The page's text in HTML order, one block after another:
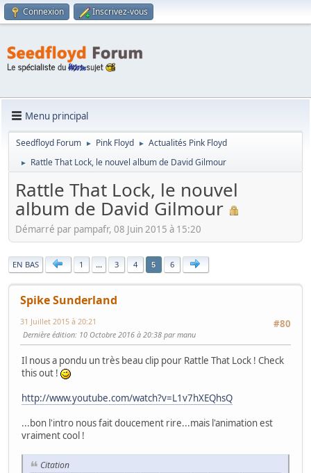
Connexion Inscrivez-vous
Menu principal
Seedfloyd Forum ► Pink Floyd ► Actualités Pink Floyd
► Rattle That Lock, le nouvel album de David Gilmour
Rattle That Lock, le nouvel
album de David Gilmour
Démarré par pampafr, 08 Juin 2015 à 15:20
|
EN BAS 1 ... 3 4 5 6
Spike Sunderland
#80
31 Juillet 2015 à 20:21
Dernière édition: 10 Octobre 2016 à 20:38 par manu
Il nous a pondu un très beau clip pour Rattle That Lock ! Check
this out !
http://www.youtube.com/watch?v=L1v7hXEQhsQ
...bon l'intro nous fait doucement rire...mais l'animation est
vraiment cool !
Citation